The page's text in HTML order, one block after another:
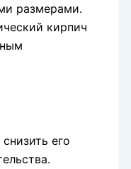
размерами.
кирпич
его